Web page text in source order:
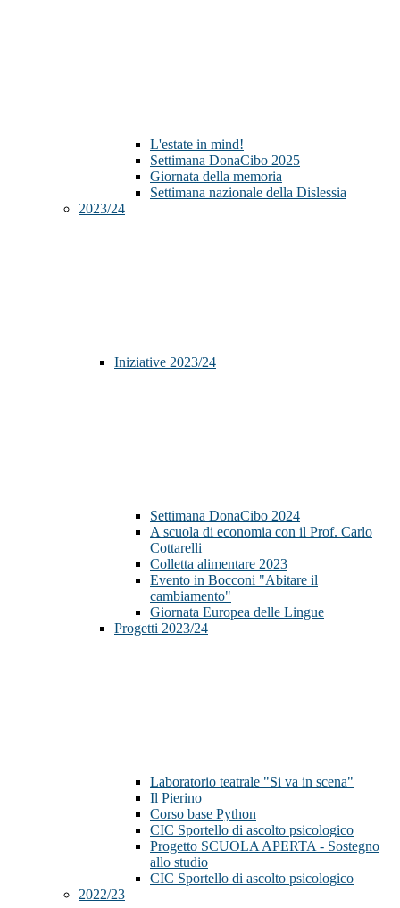
L'estate in mind!
Settimana DonaCibo 2025
Giornata della memoria
Settimana nazionale della Dislessia
2023/24
Iniziative 2023/24
Settimana DonaCibo 2024
A scuola di economia con il Prof. Carlo
Cottarelli
Colletta alimentare 2023
Evento in Bocconi "Abitare il
cambiamento"
Giornata Europea delle Lingue
Progetti 2023/24
Laboratorio teatrale "Si va in scena"
Il Pierino
Corso base Python
CIC Sportello di ascolto psicologico
Progetto SCUOLA APERTA - Sostegno
allo studio
CIC Sportello di ascolto psicologico
2022/23